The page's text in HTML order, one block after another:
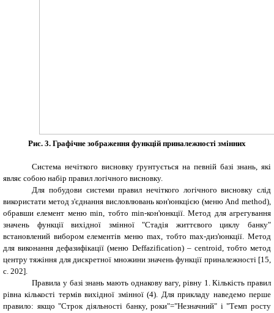
Рис. 3. Графічне зображення функцій приналежності змінних
Система нечіткого висновку ґрунтується на певній базі знань, які
являє собою набір правил логічного висновку.
Для побудови системи правил нечіткого логічного висновку слід
використати метод з'єднання висловлювань кон'юнкцією (меню And method),
обравши елемент меню min, тобто min-кон'юнкції. Метод для агрегування
значень функції вихідної змінної "Стадія життєвого циклу банку"
встановлений вибором елементів меню max, тобто max-диз'юнкції. Метод
для виконання дефазифікації (меню Deffazification) – centroid, тобто метод
центру тяжіння для дискретної множини значень функції приналежності [15,
c . 202].
Правила у базі знань мають однакову вагу, рівну 1. Кількість правил
рівна кількості термів вихідної змінної (4). Для прикладу наведемо перше
правило: якщо "Строк діяльності банку, роки"="Незначний" і "Темп росту